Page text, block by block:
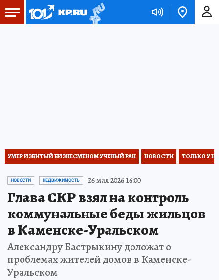
УМЕР ИЗБИТЫЙ БИЗНЕСМЕНОМ УЧЕНЫЙ РАН НОВОСТИ ТОЛЬКО У
НОВОСТИ НЕДВИЖИМОСТЬ 26 мая 2026 16:00
Глава СКР взял на контроль
коммунальные беды жильцов
в Каменске-Уральском
Александру Бастрыкину доложат о
проблемах жителей домов в Каменске-
Уральском